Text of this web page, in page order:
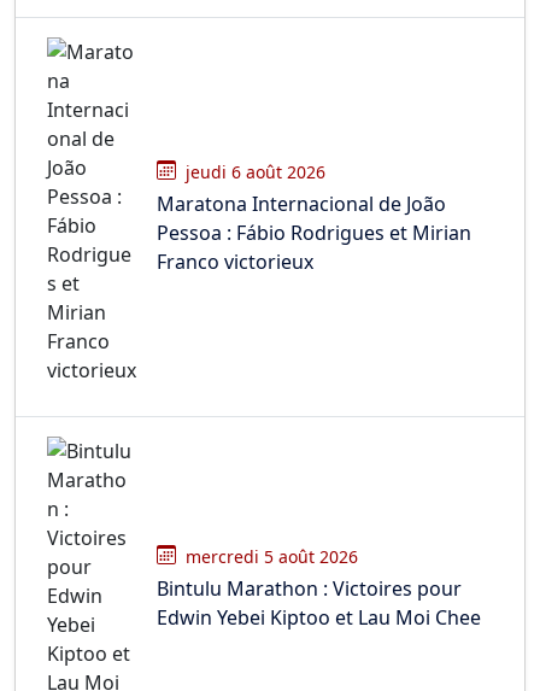
jeudi 6 août 2026
Maratona Internacional de João
Pessoa : Fábio Rodrigues et Mirian
Franco victorieux
mercredi 5 août 2026
Bintulu Marathon : Victoires pour
Edwin Yebei Kiptoo et Lau Moi Chee